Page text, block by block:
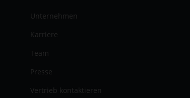
Unternehmen
Karriere
Team
Presse
Vertrieb kontaktieren